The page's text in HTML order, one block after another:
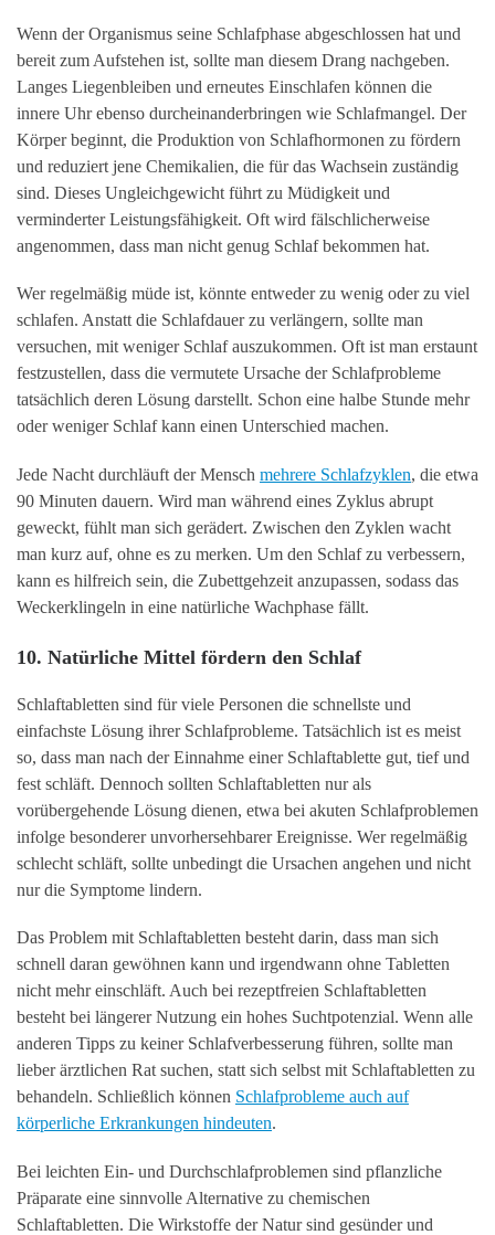
Wenn der Organismus seine Schlafphase abgeschlossen hat und
bereit zum Aufstehen ist, sollte man diesem Drang nachgeben.
Langes Liegenbleiben und erneutes Einschlafen können die
innere Uhr ebenso durcheinanderbringen wie Schlafmangel. Der
Körper beginnt, die Produktion von Schlafhormonen zu fördern
und reduziert jene Chemikalien, die für das Wachsein zuständig
sind. Dieses Ungleichgewicht führt zu Müdigkeit und
verminderter Leistungsfähigkeit. Oft wird fälschlicherweise
angenommen, dass man nicht genug Schlaf bekommen hat.
Wer regelmäßig müde ist, könnte entweder zu wenig oder zu viel
schlafen. Anstatt die Schlafdauer zu verlängern, sollte man
versuchen, mit weniger Schlaf auszukommen. Oft ist man erstaunt
festzustellen, dass die vermutete Ursache der Schlafprobleme
tatsächlich deren Lösung darstellt. Schon eine halbe Stunde mehr
oder weniger Schlaf kann einen Unterschied machen.
Jede Nacht durchläuft der Mensch mehrere Schlafzyklen, die etwa
90 Minuten dauern. Wird man während eines Zyklus abrupt
geweckt, fühlt man sich gerädert. Zwischen den Zyklen wacht
man kurz auf, ohne es zu merken. Um den Schlaf zu verbessern,
kann es hilfreich sein, die Zubettgehzeit anzupassen, sodass das
Weckerklingeln in eine natürliche Wachphase fällt.
10. Natürliche Mittel fördern den Schlaf
Schlaftabletten sind für viele Personen die schnellste und
einfachste Lösung ihrer Schlafprobleme. Tatsächlich ist es meist
so, dass man nach der Einnahme einer Schlaftablette gut, tief und
fest schläft. Dennoch sollten Schlaftabletten nur als
vorübergehende Lösung dienen, etwa bei akuten Schlafproblemen
infolge besonderer unvorhersehbarer Ereignisse. Wer regelmäßig
schlecht schläft, sollte unbedingt die Ursachen angehen und nicht
nur die Symptome lindern.
Das Problem mit Schlaftabletten besteht darin, dass man sich
schnell daran gewöhnen kann und irgendwann ohne Tabletten
nicht mehr einschläft. Auch bei rezeptfreien Schlaftabletten
besteht bei längerer Nutzung ein hohes Suchtpotenzial. Wenn alle
anderen Tipps zu keiner Schlafverbesserung führen, sollte man
lieber ärztlichen Rat suchen, statt sich selbst mit Schlaftabletten zu
behandeln. Schließlich können Schlafprobleme auch auf
körperliche Erkrankungen hindeuten.
Bei leichten Ein- und Durchschlafproblemen sind pflanzliche
Präparate eine sinnvolle Alternative zu chemischen
Schlaftabletten. Die Wirkstoffe der Natur sind gesünder und